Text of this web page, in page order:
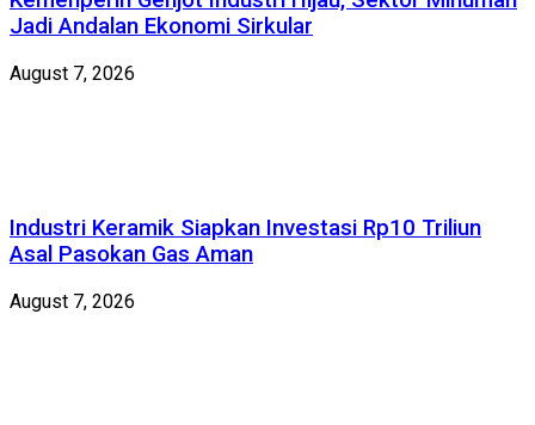
Jadi Andalan Ekonomi Sirkular
August 7, 2026
Industri Keramik Siapkan Investasi Rp10 Triliun
Asal Pasokan Gas Aman
August 7, 2026